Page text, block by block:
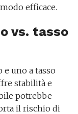
efficace.
vs. tasso
e uno a tasso
stabilità e
potrebbe
il rischio di